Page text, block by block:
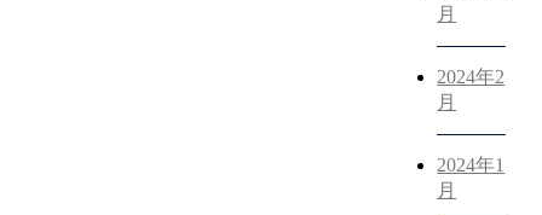
月
2024年2
月
2024年1
月